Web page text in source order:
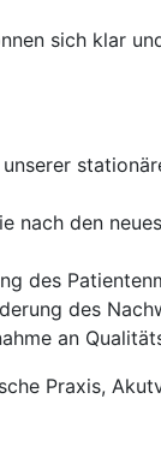
sich klar
nach den
des
des
an
Praxis,